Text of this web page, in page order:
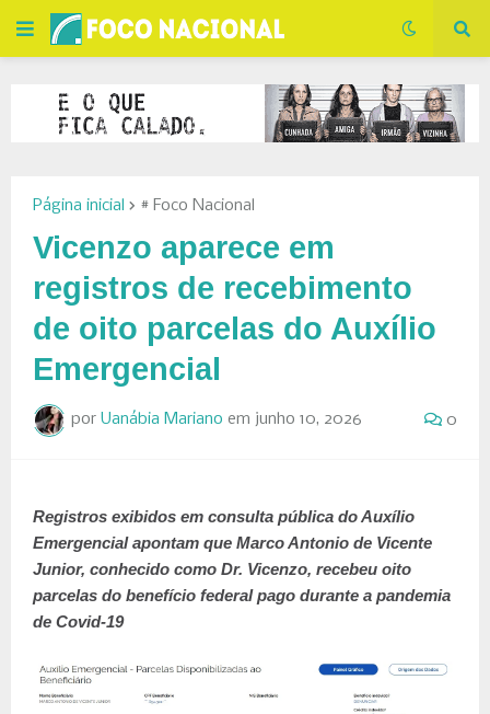
Página inicial # Foco Nacional
Vicenzo aparece em
registros de recebimento
de oito parcelas do Auxílio
Emergencial
por Uanábia Mariano em junho 10, 2026 0
Registros exibidos em consulta pública do Auxílio
Emergencial apontam que Marco Antonio de Vicente
Junior, conhecido como Dr. Vicenzo, recebeu oito
parcelas do benefício federal pago durante a pandemia
de Covid-19